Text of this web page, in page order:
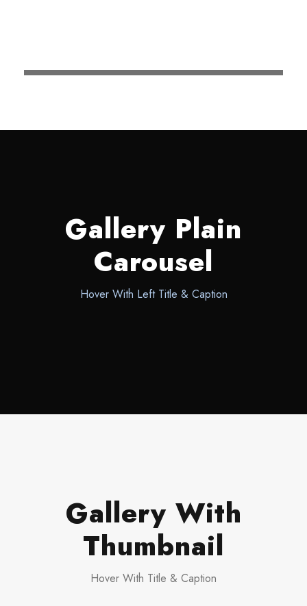
Gallery Plain
Carousel
Hover With Left Title & Caption
Gallery With
Thumbnail
Hover With Title & Caption